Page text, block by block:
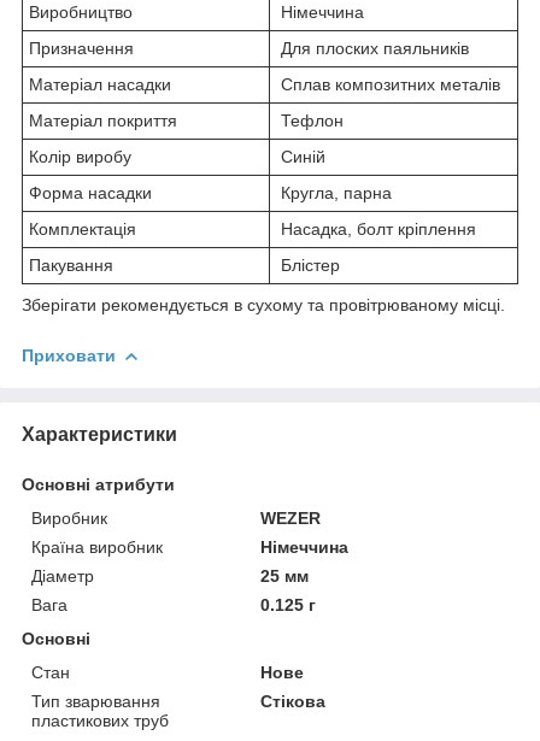
Виробництво
Німеччина
Призначення
Для плоских паяльників
Матеріал насадки
Сплав композитних металів
Матеріал покриття
Тефлон
Колір виробу
Синій
Форма насадки
Кругла, парна
Комплектація
Насадка, болт кріплення
Пакування
Блістер
Зберігати рекомендується в сухому та провітрюваному місці.
Приховати
Характеристики
Основні атрибути
Виробник
WEZER
Країна виробник
Німеччина
Діаметр
25 мм
Вага
0.125 г
Основні
Стан
Нове
Тип зварювання
пластикових труб
Стікова